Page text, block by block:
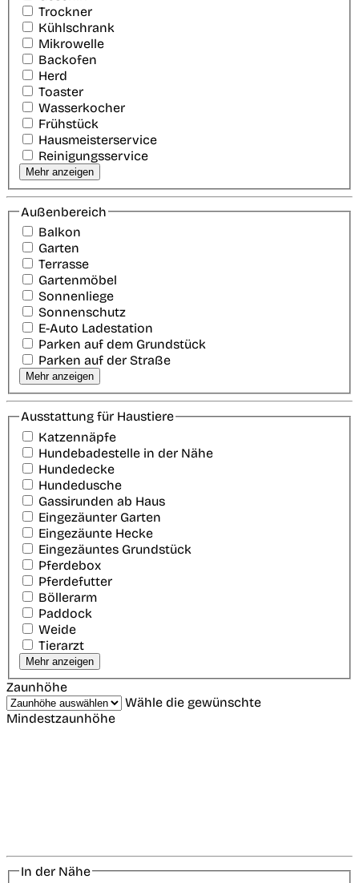
Trockner
Kühlschrank
Mikrowelle
Backofen
Herd
Toaster
Wasserkocher
Frühstück
Hausmeisterservice
Reinigungsservice
Mehr anzeigen
Außenbereich
Balkon
Garten
Terrasse
Gartenmöbel
Sonnenliege
Sonnenschutz
E-Auto Ladestation
Parken auf dem Grundstück
Parken auf der Straße
Mehr anzeigen
Ausstattung für Haustiere
Katzennäpfe
Hundebadestelle in der Nähe
Hundedecke
Hundedusche
Gassirunden ab Haus
Eingezäunter Garten
Eingezäunte Hecke
Eingezäuntes Grundstück
Pferdebox
Pferdefutter
Böllerarm
Paddock
Weide
Tierarzt
Mehr anzeigen
Zaunhöhe
Wähle die gewünschte
Mindestzaunhöhe
In der Nähe